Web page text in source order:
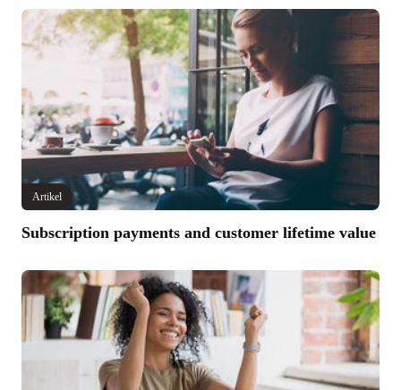
Artikel
Subscription payments and customer lifetime value